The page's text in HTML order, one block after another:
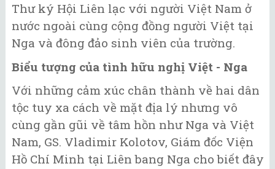
Thư ký Hội Liên lạc với người Việt Nam ở
nước ngoài cùng cộng đồng người Việt tại
Nga và đông đảo sinh viên của trường.
Biểu tượng của tình hữu nghị Việt - Nga
Với những cảm xúc chân thành về hai dân
tộc tuy xa cách về mặt địa lý nhưng vô
cùng gần gũi về tâm hồn như Nga và Việt
Nam, GS. Vladimir Kolotov, Giám đốc Viện
Hồ Chí Minh tại Liên bang Nga cho biết đây